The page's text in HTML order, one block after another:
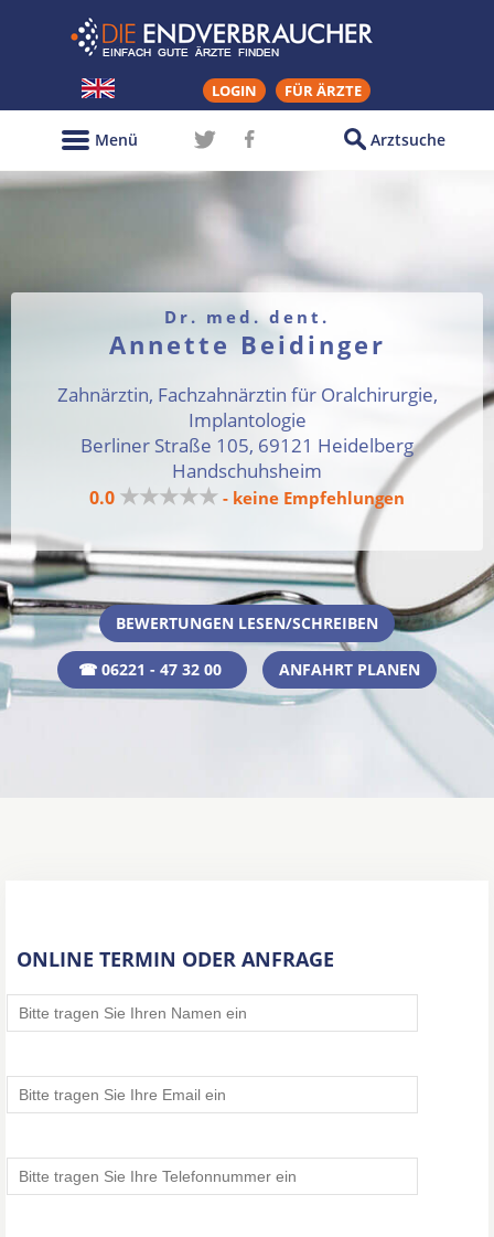
LOGIN FÜR ÄRZTE
Arztsuche
Menü
Dr. med. dent.
Annette Beidinger
Zahnärztin, Fachzahnärztin für Oralchirurgie,
Implantologie
Berliner Straße 105, 69121 Heidelberg
Handschuhsheim
0.0 ★★★★★ - keine Empfehlungen
BEWERTUNGEN LESEN/SCHREIBEN
☎ 06221 - 47 32 00 ANFAHRT PLANEN
ONLINE TERMIN ODER ANFRAGE